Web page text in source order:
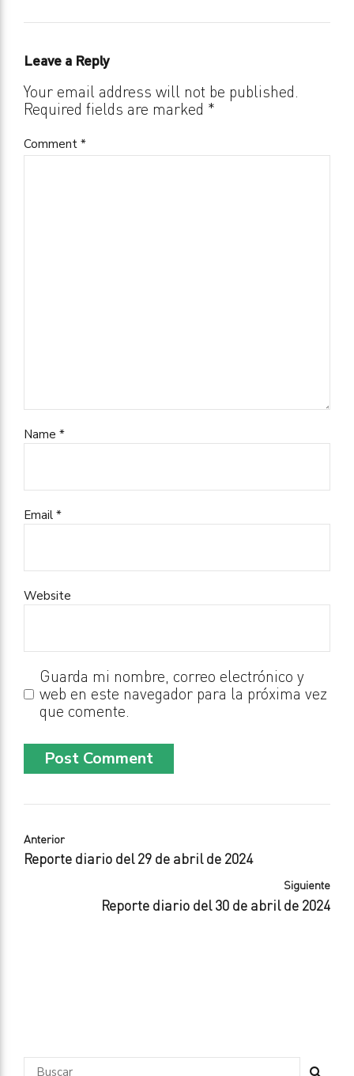
Leave a Reply
Your email address will not be published.
Required fields are marked *
Comment *
Name *
Email *
Website
Guarda mi nombre, correo electrónico y
web en este navegador para la próxima vez
que comente.
Post Comment
Anterior
Reporte diario del 29 de abril de 2024
Siguiente
Reporte diario del 30 de abril de 2024